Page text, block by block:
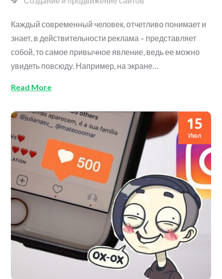
Каждый современный человек, отчетливо понимает и
знает, в действительности реклама – представляет
собой, то самое привычное явление, ведь ее можно
увидеть повсюду. Например, на экране…
Read More
15
Июл